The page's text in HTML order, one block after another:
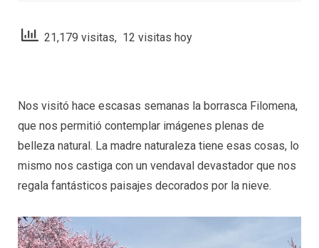
21,179 visitas, 12 visitas hoy
Nos visitó hace escasas semanas la borrasca Filomena,
que nos permitió contemplar imágenes plenas de
belleza natural. La madre naturaleza tiene esas cosas, lo
mismo nos castiga con un vendaval devastador que nos
regala fantásticos paisajes decorados por la nieve.